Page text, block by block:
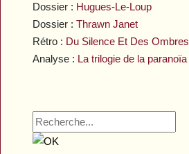
Dossier : Hugues-Le-Loup
Dossier :Thrawn Janet
Rétro : Du Silence Et Des Ombres
Analyse : La trilogie de la paranoïa